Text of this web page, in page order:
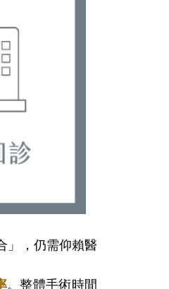
」，仍需仰賴醫
。整體手術時間